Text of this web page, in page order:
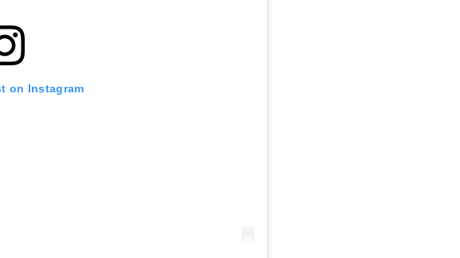
on Instagram